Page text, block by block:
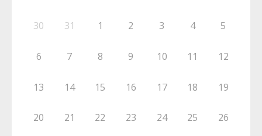
30 31 1 2 3 4 5
6 7 8 9 10 11 12
13 14 15 16 17 18 19
20 21 22 23 24 25 26